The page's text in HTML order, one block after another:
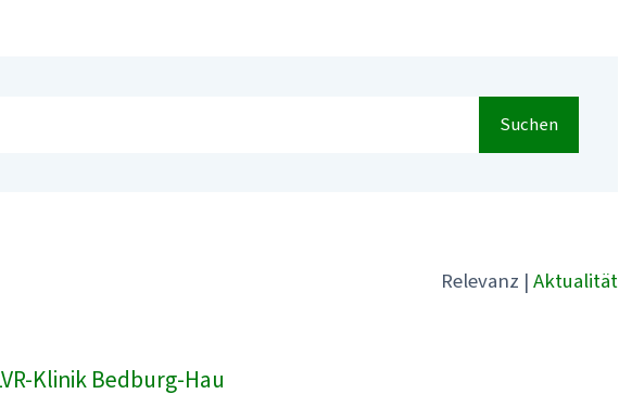
Suchen
Relevanz | Aktualität
Klinik Bedburg-Hau